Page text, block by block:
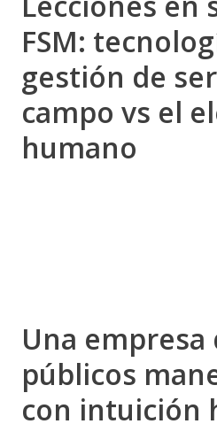
FSM:
gestión de
campo vs el
humano
Una empresa
públicos
con intuición